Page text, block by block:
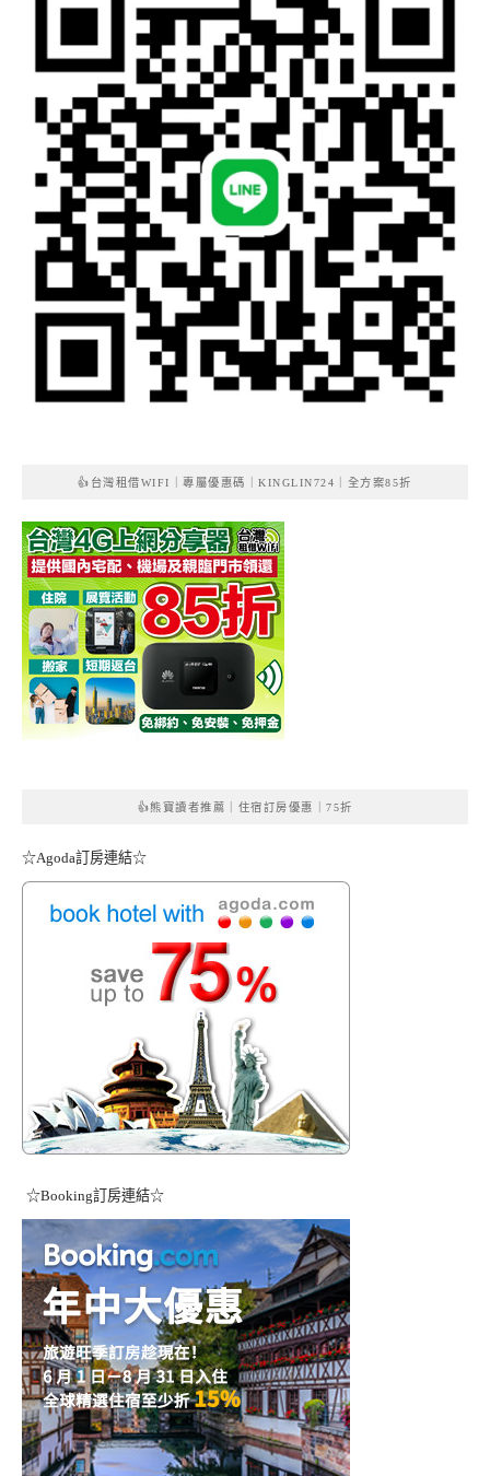
👍台灣租借WIFI｜專屬優惠碼｜KINGLIN724｜全方案85折
👍熊寶讀者推薦｜住宿訂房優惠｜75折
☆Agoda訂房連結☆
☆Booking訂房連結☆